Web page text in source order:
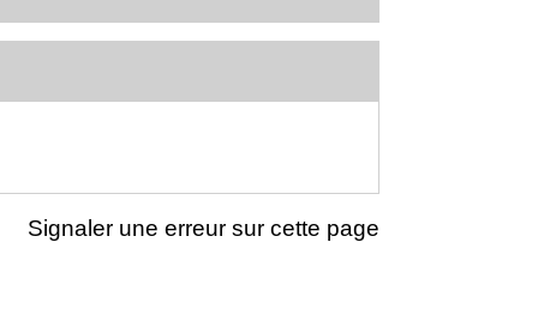
Signaler une erreur sur cette page